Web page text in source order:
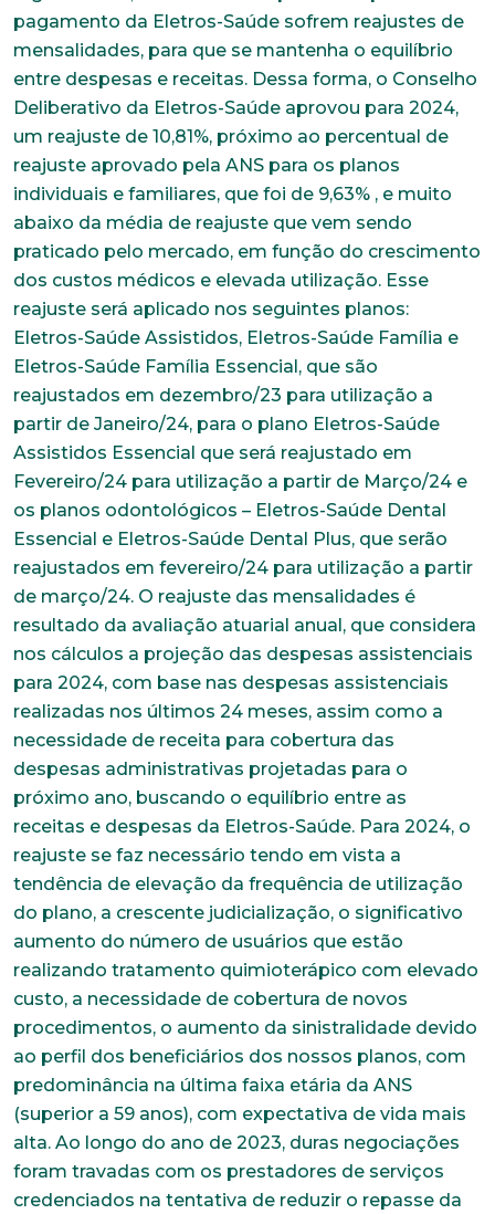
pagamento da Eletros-Saúde sofrem reajustes de
mensalidades, para que se mantenha o equilíbrio
entre despesas e receitas. Dessa forma, o Conselho
Deliberativo da Eletros-Saúde aprovou para 2024,
um reajuste de 10,81%, próximo ao percentual de
reajuste aprovado pela ANS para os planos
individuais e familiares, que foi de 9,63% , e muito
abaixo da média de reajuste que vem sendo
praticado pelo mercado, em função do crescimento
dos custos médicos e elevada utilização. Esse
reajuste será aplicado nos seguintes planos:
Eletros-Saúde Assistidos, Eletros-Saúde Família e
Eletros-Saúde Família Essencial, que são
reajustados em dezembro/23 para utilização a
partir de Janeiro/24, para o plano Eletros-Saúde
Assistidos Essencial que será reajustado em
Fevereiro/24 para utilização a partir de Março/24 e
os planos odontológicos – Eletros-Saúde Dental
Essencial e Eletros-Saúde Dental Plus, que serão
reajustados em fevereiro/24 para utilização a partir
de março/24. O reajuste das mensalidades é
resultado da avaliação atuarial anual, que considera
nos cálculos a projeção das despesas assistenciais
para 2024, com base nas despesas assistenciais
realizadas nos últimos 24 meses, assim como a
necessidade de receita para cobertura das
despesas administrativas projetadas para o
próximo ano, buscando o equilíbrio entre as
receitas e despesas da Eletros-Saúde. Para 2024, o
reajuste se faz necessário tendo em vista a
tendência de elevação da frequência de utilização
do plano, a crescente judicialização, o significativo
aumento do número de usuários que estão
realizando tratamento quimioterápico com elevado
custo, a necessidade de cobertura de novos
procedimentos, o aumento da sinistralidade devido
ao perfil dos beneficiários dos nossos planos, com
predominância na última faixa etária da ANS
(superior a 59 anos), com expectativa de vida mais
alta. Ao longo do ano de 2023, duras negociações
foram travadas com os prestadores de serviços
credenciados na tentativa de reduzir o repasse da